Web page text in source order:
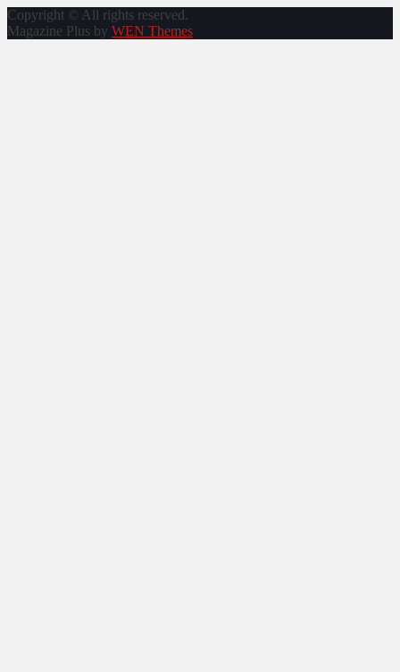
Copyright © All rights reserved.
Magazine Plus by WEN Themes